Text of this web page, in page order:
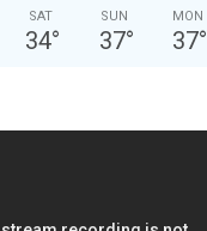
SAT
34°
SUN
37°
MON
37°